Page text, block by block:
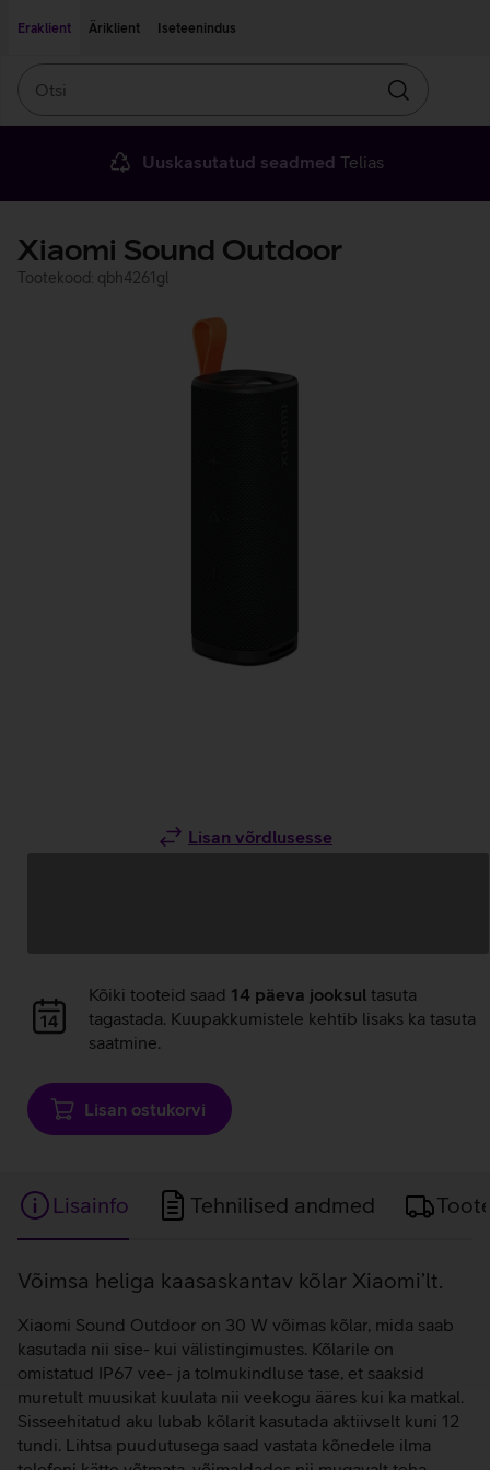
Eraklient
Äriklient Iseteenindus
Otsin
Uuskasutatud seadmed Telias
Xiaomi Sound Outdoor
Tootekood: qbh4261gl
Lisan võrdlusesse
laadimine
Andmete
laadimine
Kõiki tooteid saad 14 päeva jooksul tasuta
tagastada. Kuupakkumistele kehtib lisaks ka tasuta
saatmine.
Lisan ostukorvi
Lisainfo Tehnilised andmed
Lisainfo
Võimsa heliga kaasaskantav kõlar Xiaomi’lt.
Xiaomi Sound Outdoor on 30 W võimas kõlar, mida saab
kasutada nii sise- kui välistingimustes. Kõlarile on
omistatud IP67 vee- ja tolmukindluse tase, et saaksid
muretult muusikat kuulata nii veekogu ääres kui ka matkal.
Sisseehitatud aku lubab kõlarit kasutada aktiivselt kuni 12
tundi. Lihtsa puudutusega saad vastata kõnedele ilma